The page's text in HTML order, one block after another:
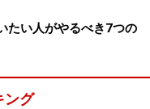
活現場でモテモ
たい人がやるべき7つの
ング